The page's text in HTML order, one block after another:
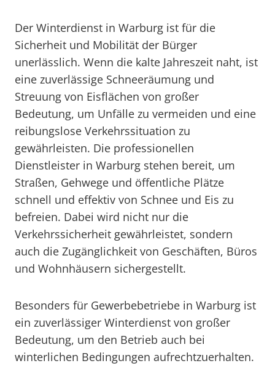
Der Winterdienst in Warburg ist für die
Sicherheit und Mobilität der Bürger
unerlässlich. Wenn die kalte Jahreszeit naht, ist
eine zuverlässige Schneeräumung und
Streuung von Eisflächen von großer
Bedeutung, um Unfälle zu vermeiden und eine
reibungslose Verkehrssituation zu
gewährleisten. Die professionellen
Dienstleister in Warburg stehen bereit, um
Straßen, Gehwege und öffentliche Plätze
schnell und effektiv von Schnee und Eis zu
befreien. Dabei wird nicht nur die
Verkehrssicherheit gewährleistet, sondern
auch die Zugänglichkeit von Geschäften, Büros
und Wohnhäusern sichergestellt.
Besonders für Gewerbebetriebe in Warburg ist
ein zuverlässiger Winterdienst von großer
Bedeutung, um den Betrieb auch bei
winterlichen Bedingungen aufrechtzuerhalten.